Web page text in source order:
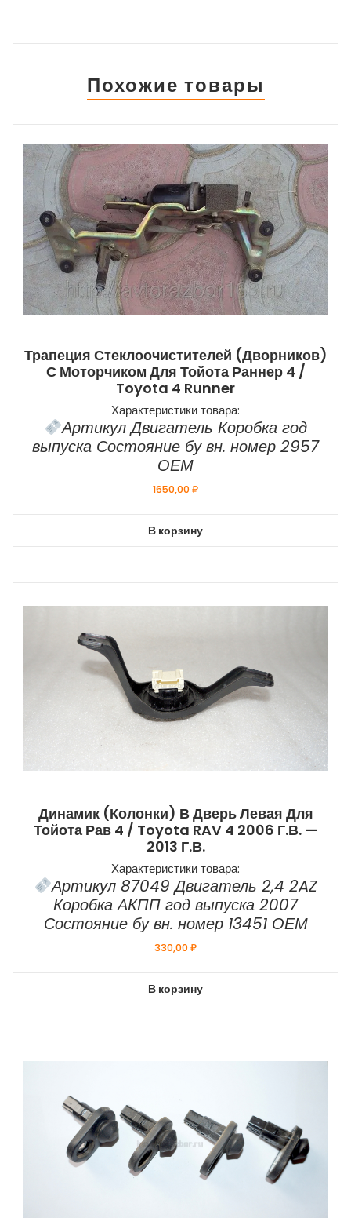
Похожие товары
Трапеция Стеклоочистителей (дворников)
С Моторчиком Для Тойота Раннер 4 /
Toyota 4 Runner
Характеристики товара:
Артикул Двигатель Коробка год
выпуска Состояние бу вн. номер 2957
ОЕМ
1650,00₽
В корзину
Динамик (колонки) В Дверь Левая Для
Тойота Рав 4 / Toyota RAV 4 2006 Г.в. —
2013 Г.в.
Характеристики товара:
Артикул 87049 Двигатель 2,4 2AZ
Коробка АКПП год выпуска 2007
Состояние бу вн. номер 13451 ОЕМ
330,00₽
В корзину